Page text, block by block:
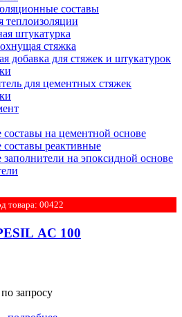
составы
теплоизоляции
штукатурка
стяжка
добавка для стяжек и штукатурок
для цементных стяжек
на цементной основе
реактивные
на эпоксидной основе
товара: 00422
AC 100
по запросу